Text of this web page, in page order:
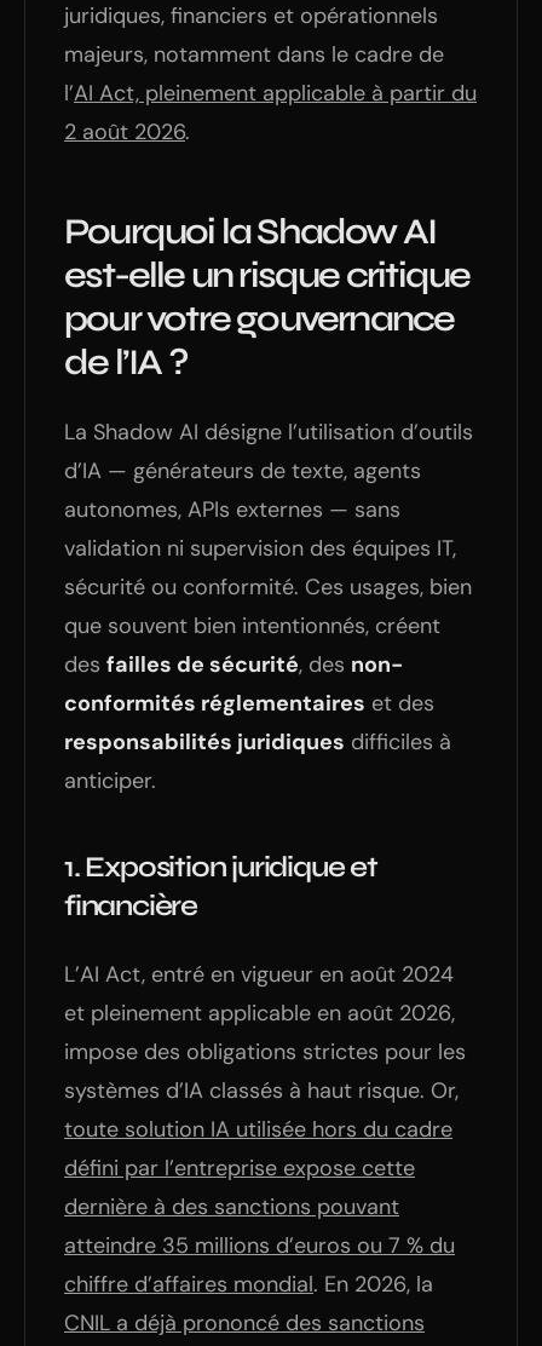
juridiques, financiers et opérationnels
majeurs, notamment dans le cadre de
l’AI Act, pleinement applicable à partir du
2 août 2026.
Pourquoi la Shadow AI
est-elle un risque critique
pour votre gouvernance
de l’IA ?
La Shadow AI désigne l’utilisation d’outils
d’IA — générateurs de texte, agents
autonomes, APIs externes — sans
validation ni supervision des équipes IT,
sécurité ou conformité. Ces usages, bien
que souvent bien intentionnés, créent
des failles de sécurité, des non-
conformités réglementaires et des
responsabilités juridiques difficiles à
anticiper.
1.Exposition juridique et
financière
L’AI Act, entré en vigueur en août 2024
et pleinement applicable en août 2026,
impose des obligations strictes pour les
systèmes d’IA classés à haut risque. Or,
toute solution IA utilisée hors du cadre
défini par l’entreprise expose cette
dernière à des sanctions pouvant
atteindre 35 millions d’euros ou 7 % du
chiffre d’affaires mondial. En 2026, la
CNIL a déjà prononcé des sanctions